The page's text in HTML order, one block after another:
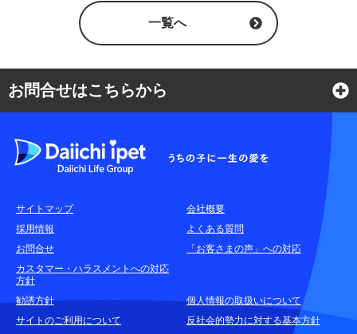
一覧へ
お問合せはこちらから
各種お問合せ窓口
耳や言葉の不自由なお客さまのお問合せ窓口
お申込みをご検討中のお客さま
(商品に関するお問合せ・資料請求)
資料請求はこちら
サイトマップ
会社概要
採用情報
よくある質問
お問合せ
「お客さまの声」への対応
カスタマー・ハラスメントへの対応
方針
勧誘方針
個人情報の取扱いについて
サイトのご利用について
反社会的勢力に対する基本方針